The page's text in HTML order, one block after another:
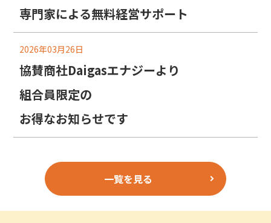
専門家による無料経営サポート
2026年03月26日
協賛商社Daigasエナジーより
組合員限定の
お得なお知らせです
一覧を見る